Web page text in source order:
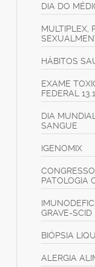
DIA DO
MULTIPLEX,
HÁBITOS
EXAME
FEDERAL
DIA
SANGUE
IGENOMIX
PATOLOGIA
GRAVE-SCID
BIÓPSIA
ALERGIA